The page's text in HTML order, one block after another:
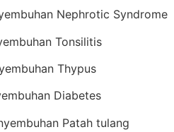
Nephrotic Syndrome
Tonsilitis
Thypus
Diabetes
Patah tulang